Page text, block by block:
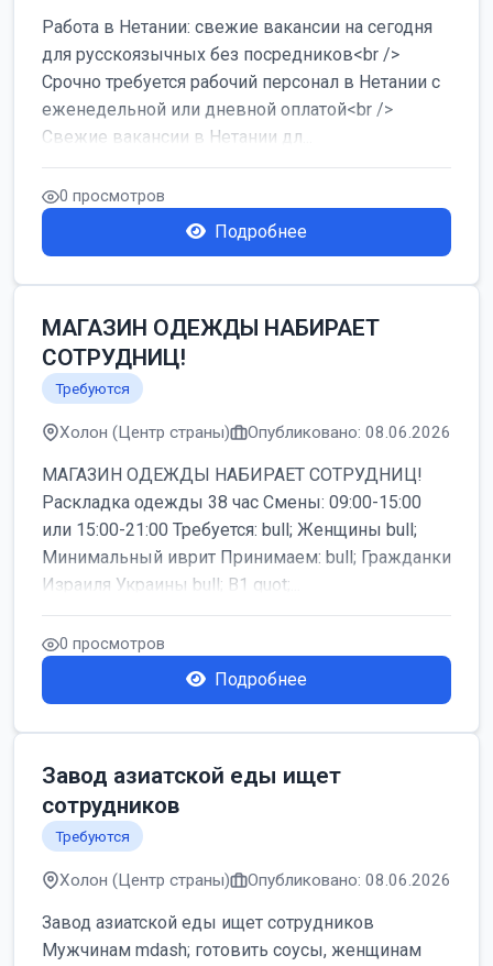
Работа в Нетании: свежие вакансии на сегодня
для русскоязычных без посредников<br />
Срочно требуется рабочий персонал в Нетании с
еженедельной или дневной оплатой<br />
Свежие вакансии в Нетании дл...
0 просмотров
Подробнее
МАГАЗИН ОДЕЖДЫ НАБИРАЕТ
СОТРУДНИЦ!
Требуются
Холон (Центр страны) Опубликовано: 08.06.2026
МАГАЗИН ОДЕЖДЫ НАБИРАЕТ СОТРУДНИЦ!
Раскладка одежды 38 час Смены: 09:00-15:00
или 15:00-21:00 Требуется: bull; Женщины bull;
Минимальный иврит Принимаем: bull; Гражданки
Израиля Украины bull; B1 quot;...
0 просмотров
Подробнее
Завод азиатской еды ищет
сотрудников
Требуются
Холон (Центр страны) Опубликовано: 08.06.2026
Завод азиатской еды ищет сотрудников
Мужчинам mdash; готовить соусы, женщинам